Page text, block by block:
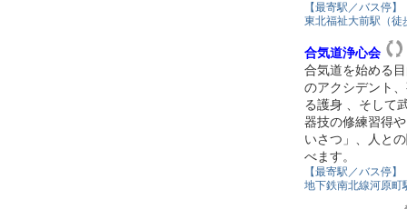
【最寄駅／バス停】
東北福祉大前駅（徒
合気道浄心会
合気道を始める
のアクシデント
る護身 、そして
器技の修練習得
いさつ」、人と
べます。
【最寄駅／バス停】
地下鉄南北線河原町